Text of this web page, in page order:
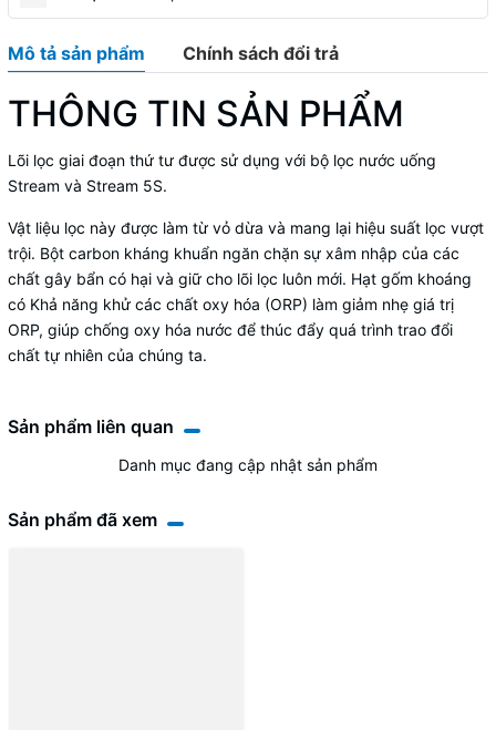
Mô tả sản phẩm Chính sách đổi trả
THÔNG TIN SẢN PHẨM
Lõi lọc giai đoạn thứ tư được sử dụng với bộ lọc nước uống
Stream và Stream 5S.
Vật liệu lọc này được làm từ vỏ dừa và mang lại hiệu suất lọc vượt
trội. Bột carbon kháng khuẩn ngăn chặn sự xâm nhập của các
chất gây bẩn có hại và giữ cho lõi lọc luôn mới. Hạt gốm khoáng
có Khả năng khử các chất oxy hóa (ORP) làm giảm nhẹ giá trị
ORP, giúp chống oxy hóa nước để thúc đẩy quá trình trao đổi
chất tự nhiên của chúng ta.
Sản phẩm liên quan
Danh mục đang cập nhật sản phẩm
Sản phẩm đã xem